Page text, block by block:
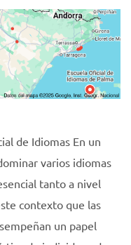
de Idiomas En un
varios idiomas
tanto a nivel
contexto que las
un papel